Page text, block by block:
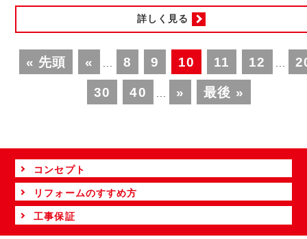
詳しく見る
« 先頭 « 8 9 10 11 12
30 40 » 最後 »
コンセプト
リフォームのすすめ方
工事保証